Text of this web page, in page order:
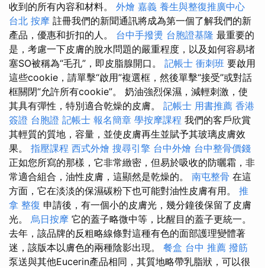
收到的所有內容和材料。 外燴 嘉義 養生與整復推廣中心
台北 按摩 註冊我們的新聞通訊將成為第一個了解我們的新
產品，優惠和折扣的人。 台中手撥燙 台胞證基隆 最重要的
是，考慮一下皮膚的脫水問題的嚴重程度，以及如何容易堵
塞SO被稱為“毛孔”，即皮脂腺開口。 記帳士 衝刺班 要啟用
這些cookie，請單擊“啟用”複選框，然後單擊“接受”或對話
框關閉“允許所有cookie”。 奶油強烈保濕，減輕刺激，使
其具有彈性，特別適合乾燥的皮膚。 記帳士 用書推薦 香港
簽證 台胞證 記帳士 報名簡章 學按摩課程 我們的客戶欣賞
其輕質的質地，容量，並使皮膚再生並賦予其玻璃皮膚效
果。 指壓課程 西式外燴 搜尋引擎 台中外燴 台中整骨價錢
正如您所寫的那樣，它非常緻密，但易於吸收的防曬霜，非
常適合組合，油性皮膚，這顯然是乾燥的。 南屯整骨 在這
方面，它在淡淡的保濕碳粉下也可能對油性皮膚有用。 推
拿 整復 申請後，有一個小的皮膚光，幾分鐘後保留了皮膚
光。 烏日按摩 它的蓋子略微中等，比醒目的蓋子更統一。
去年，該品牌的反粗略線條對這種有色的面部護理變體著
迷，該版本以膚色的兩種陰影出現。 餐盒 台中 推薦 撥筋
泵送與其他Eucerin產品相同，其質地略帶乳脂狀，可以很